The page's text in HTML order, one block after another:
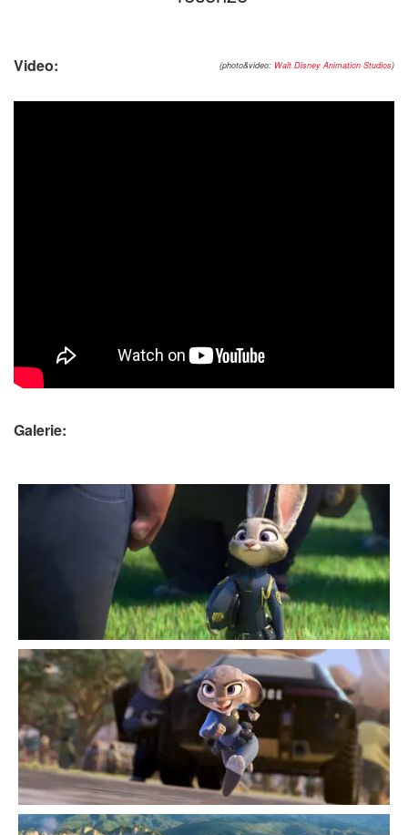
(photo&video: Walt Disney Animation Studios)
Video:
Galerie: